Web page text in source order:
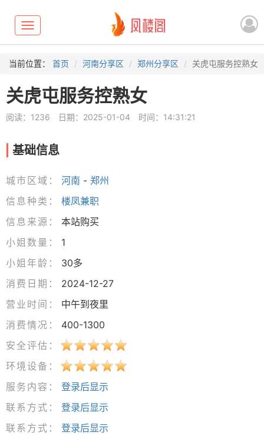
Toggle
navigation
当前位置： 首页 河南分享区 郑州分享区 关虎屯服务控熟女
关虎屯服务控熟女
阅读：1236 日期：2025-01-04 时间：14:31:21
基础信息
城市区域： 河南 - 郑州
信息种类：
楼凤兼职
信息来源：
本站购买
小姐数量：
1
小姐年龄：
30多
消费日期：
2024-12-27
营业时间：
中午到夜里
消费情况：
400-1300
安全评估：
环境设备：
服务内容：
登录后显示
联系方式：
登录后显示
联系方式：
登录后显示